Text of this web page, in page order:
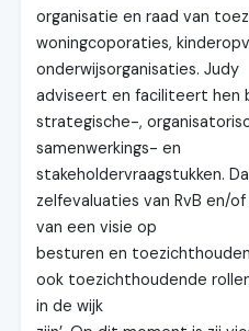
organisatie en raad van
woningcoporaties,
onderwijsorganisaties. Judy
adviseert en faciliteert hen
strategische-,
samenwerkings- en
stakeholdervraagstukken.
zelfevaluaties van RvB en/
van een visie op
besturen en
ook toezichthoudende
in de wijk